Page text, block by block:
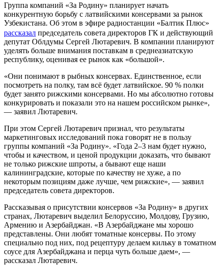
Группа компаний «За Родину» планирует начать
конкурентную борьбу с латвийскими консервами за рынок
Узбекистана. Об этом в эфире радиостанции «Балтик Плюс»
рассказал председатель совета директоров ГК и действующий
депутат Облдумы Сергей Лютаревич. В компании планируют
уделять больше внимания поставкам в среднеазиатскую
республику, оценивая ее рынок как «большой».
«Они понимают в рыбных консервах. Единственное, если
посмотреть на полку, там всё будет латвийское. 90 % полки
будет занято рижскими консервами. Но мы абсолютно готовы
конкурировать и показали это на нашем российском рынке»,
— заявил Лютаревич.
При этом Сергей Лютаревич признал, что результаты
маркетинговых исследований пока говорят не в пользу
группы компаний «За Родину». «Года 2–3 нам будет нужно,
чтобы и качеством, и ценой продукции доказать, что бывают
не только рижские шпроты, а бывают еще наши
калининградские, которые по качеству не хуже, а по
некоторым позициям даже лучше, чем рижские», — заявил
председатель совета директоров.
Рассказывая о присутствии консервов «За Родину» в других
странах, Лютаревич выделил Белоруссию, Молдову, Грузию,
Армению и Азербайджан. «В Азербайджане мы хорошо
представлены. Они любят томатные консервы. По этому
специально под них, под рецептуру делаем кильку в томатном
соусе для Азербайджана и перца чуть больше даем», —
рассказал Лютаревич.